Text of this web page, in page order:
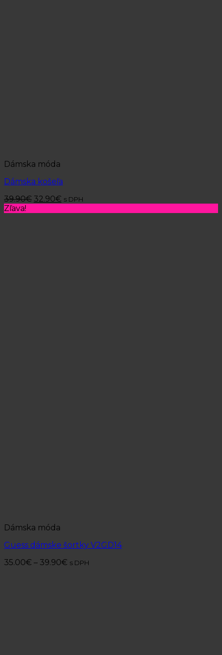
Dámska móda
Dámska košeľa
39.90€ 32.90€ s DPH
Zľava!
Dámska móda
Guess dámske šortky V2GD14
35.00€ – 39.90€ s DPH